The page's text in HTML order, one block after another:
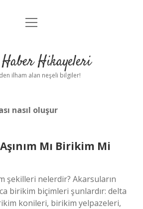
Anasayfa
Yasal Uyarı
menüyü
Hikayeleri
ilham alan neşeli bilgiler!
nasıl oluşur
Mı Birikim Mi
şekilleri nelerdir? Akarsuların
birikim biçimleri şunlardır: delta
konileri, birikim yelpazeleri,